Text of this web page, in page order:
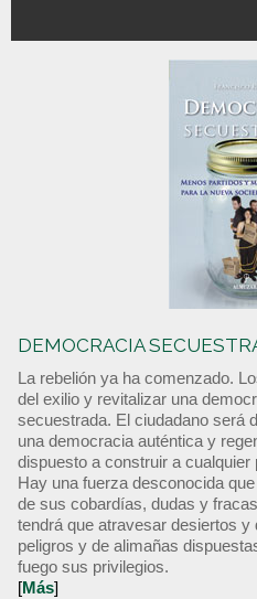
DEMOCRACIA
La rebelión ya ha comenzado.
del exilio y revitalizar una
secuestrada. El ciudadano será
una democracia auténtica y
dispuesto a construir a cualquier
Hay una fuerza desconocida
de sus cobardías, dudas y
tendrá que atravesar desiertos y
peligros y de alimañas
fuego sus privilegios.
[Más]